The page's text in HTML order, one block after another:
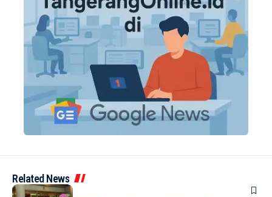
Related News
BERITAINDEX